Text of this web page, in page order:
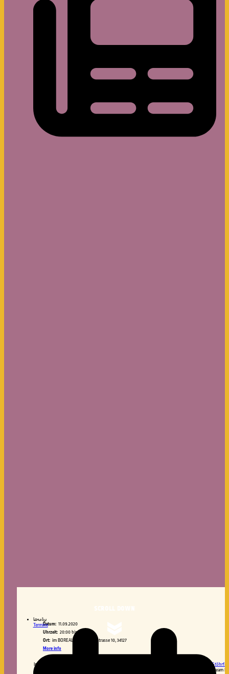
برنامه‌ها
TermineDatum: 11.09.2020
Uhrzeit: 20:00 bis 22:00
Ort: im BOREAL - Mombachstrasse 10, 34127
More info
Im Rahmen des diesjährigen
Lena
den 11.9.20 eine kleine aber feine Show im
. Kommt rum oder gebt euch im Livestream